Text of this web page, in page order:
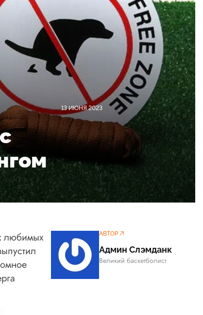
13 ИЮНЯ 2023
любимых
АВТОР
Админ Слэмданк
Великий баскетболист